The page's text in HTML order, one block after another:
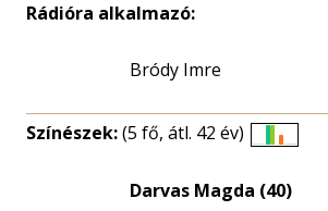
Rádióra alkalmazó:
Bródy Imre
Színészek:(5 fő, átl. 42 év)
eloszlás
Darvas Magda (40)